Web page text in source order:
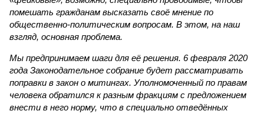
помешать гражданам высказать своё мнение по
общественно-политическим вопросам. В этом, на наш
взгляд, основная проблема.
Мы предпринимаем шаги для её решения. 6 февраля 2020
года Законодательное собрание будет рассматривать
поправки в закон о митингах. Уполномоченный по правам
человека обратился к разным фракциям с предложением
внести в него норму, что в специально отведённых